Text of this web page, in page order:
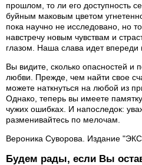
прошлом, то ли его доступность
буйным маковым цветом
пока научно не исследовано, но
навстречу новым чувствам и
глазом. Наша слава идет впереди
Вы видите, сколько опасностей и
любви. Прежде, чем найти свое
можете наткнуться на любой из
Однако, теперь вы имеете
чужих ошибках. И напоследок:
разменивайтесь по мелочам.
Вероника Суворова. Издание
Будем рады, если Вы